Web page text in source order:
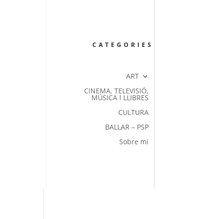
CATEGORIES
ART
CINEMA, TELEVISIÓ,
MÚSICA I LLIBRES
CULTURA
BALLAR – PSP
Sobre mi